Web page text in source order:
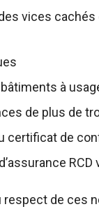
vices
à
de plus de
certificat de
RCD
respect de